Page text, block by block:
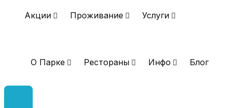
Акции Проживание Услуги
О Парке Рестораны Инфо Блог